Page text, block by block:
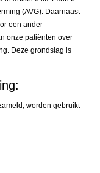
(AVG). Daarnaast
een ander
onze patiënten over
Deze grondslag is
worden gebruikt